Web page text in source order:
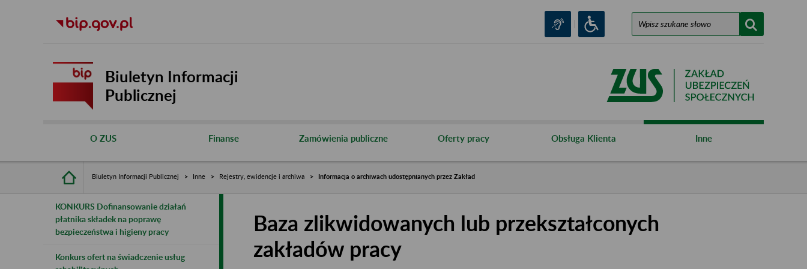
Biuletyn Informacji
Publicznej
O ZUS Finanse Zamówienia publiczne Oferty pracy Obsługa Klienta Inne
Biuletyn Informacji Publicznej Inne Rejestry, ewidencje i archiwa Informacja o archiwach udostępnianych przez Zakład
KONKURS Dofinansowanie działań
płatnika składek na poprawę
bezpieczeństwa i higieny pracy
Konkurs ofert na świadczenie usług
Baza zlikwidowanych lub przekształconych
zakładów pracy